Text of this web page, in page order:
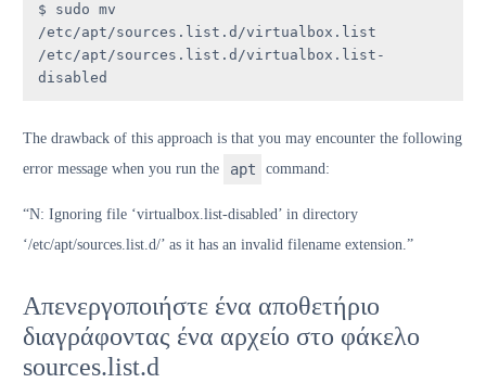
$ sudo mv
/etc/apt/sources.list.d/virtualbox.list
/etc/apt/sources.list.d/virtualbox.list-
disabled
The drawback of this approach is that you may encounter the following
error message when you run the
apt command:
“N: Ignoring file ‘virtualbox.list-disabled’ in directory
‘/etc/apt/sources.list.d/’ as it has an invalid filename extension.”
Απενεργοποιήστε ένα αποθετήριο
διαγράφοντας ένα αρχείο στο φάκελο
sources.list.d